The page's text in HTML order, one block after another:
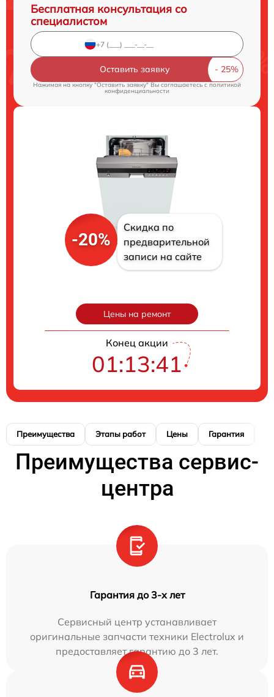
Бесплатная консультация со
специалистом
Оставить заявку
Нажимая на кнопку "Оставить заявку" Вы соглашаетесь c политикой
конфиденциальности
-20%
Скидка по
предварительной
записи на сайте
Цены на ремонт
Конец акции
01:13:40
Преимущества Этапы работ Цены Гарантия
Преимущества сервис-
центра
Гарантия до 3-х лет
Сервисный центр устанавливает
оригинальные запчасти техники Electrolux и
предоставляет гарантию до 3 лет.